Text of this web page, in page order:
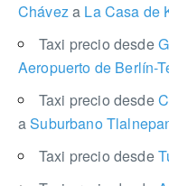
Cháveza La Casa de
Taxi precio desde
Aeropuerto de Berlín-
Taxi precio desde
aSuburbano
Taxi precio desde